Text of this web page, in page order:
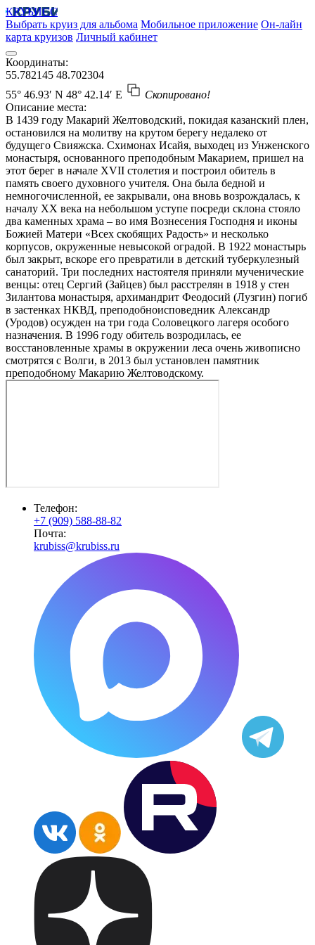
КРУБИСС
Выбрать круиз для альбома Мобильное приложение Он-лайн
карта круизов Личный кабинет
Координаты:
55.782145 48.702304
55° 46.93′ N 48° 42.14′ E
Скопировано!
Описание места:
В 1439 году Макарий Желтоводский, покидая казанский плен,
остановился на молитву на крутом берегу недалеко от
будущего Свияжска. Схимонах Исайя, выходец из Унженского
монастыря, основанного преподобным Макарием, пришел на
этот берег в начале XVII столетия и построил обитель в
память своего духовного учителя. Она была бедной и
немногочисленной, ее закрывали, она вновь возрождалась, к
началу ХХ века на небольшом уступе посреди склона стояло
два каменных храма – во имя Вознесения Господня и иконы
Божией Матери «Всех скобящих Радость» и несколько
корпусов, окруженные невысокой оградой. В 1922 монастырь
был закрыт, вскоре его превратили в детский туберкулезный
санаторий. Три последних настоятеля приняли мученические
венцы: отец Сергий (Зайцев) был расстрелян в 1918 у стен
Зилантова монастыря, архимандрит Феодосий (Лузгин) погиб
в застенках НКВД, преподобноисповедник Александр
(Уродов) осужден на три года Соловецкого лагеря особого
назначения. В 1996 году обитель возродилась, ее
восстановленные храмы в окружении леса очень живописно
смотрятся с Волги, в 2013 был установлен памятник
преподобному Макарию Желтоводскому.
Телефон:
+7 (909) 588-88-82
Почта:
krubiss@krubiss.ru